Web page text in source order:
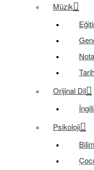
Müzik
Orijinal Dil
Psikoloji
Bilim